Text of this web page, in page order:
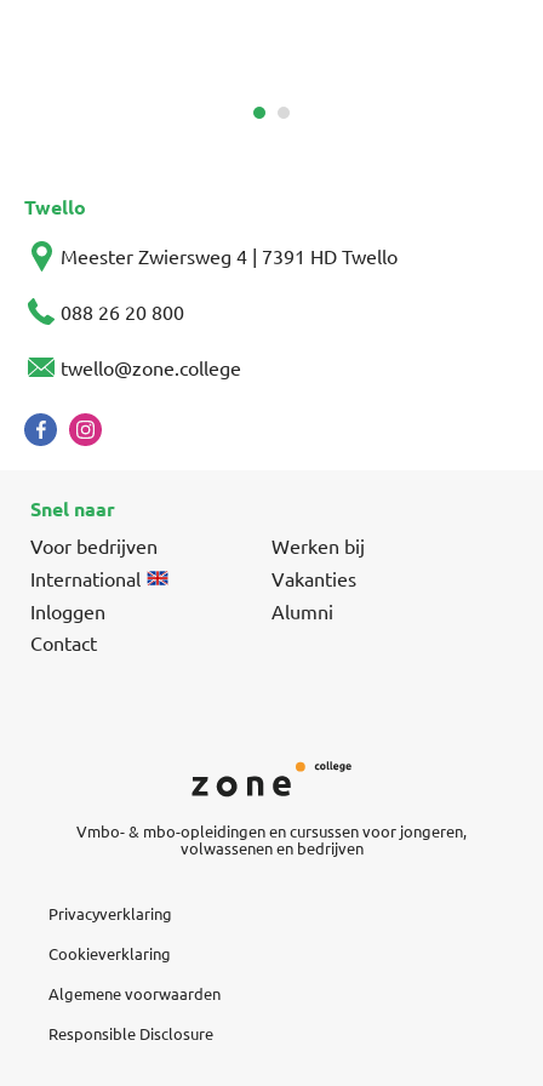
Twello
Meester Zwiersweg 4 | 7391 HD Twello
088 26 20 800
twello@zone.college
Snel naar
Voor bedrijven
Werken bij
International
Vakanties
Inloggen
Alumni
Contact
Vmbo- & mbo-opleidingen en cursussen voor jongeren,
volwassenen en bedrijven
Privacyverklaring
Cookieverklaring
Algemene voorwaarden
Responsible Disclosure